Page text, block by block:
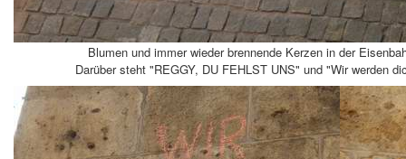
Blumen und immer wieder brennende Kerzen in der
Darüber steht "REGGY, DU FEHLST UNS" und "Wir werden